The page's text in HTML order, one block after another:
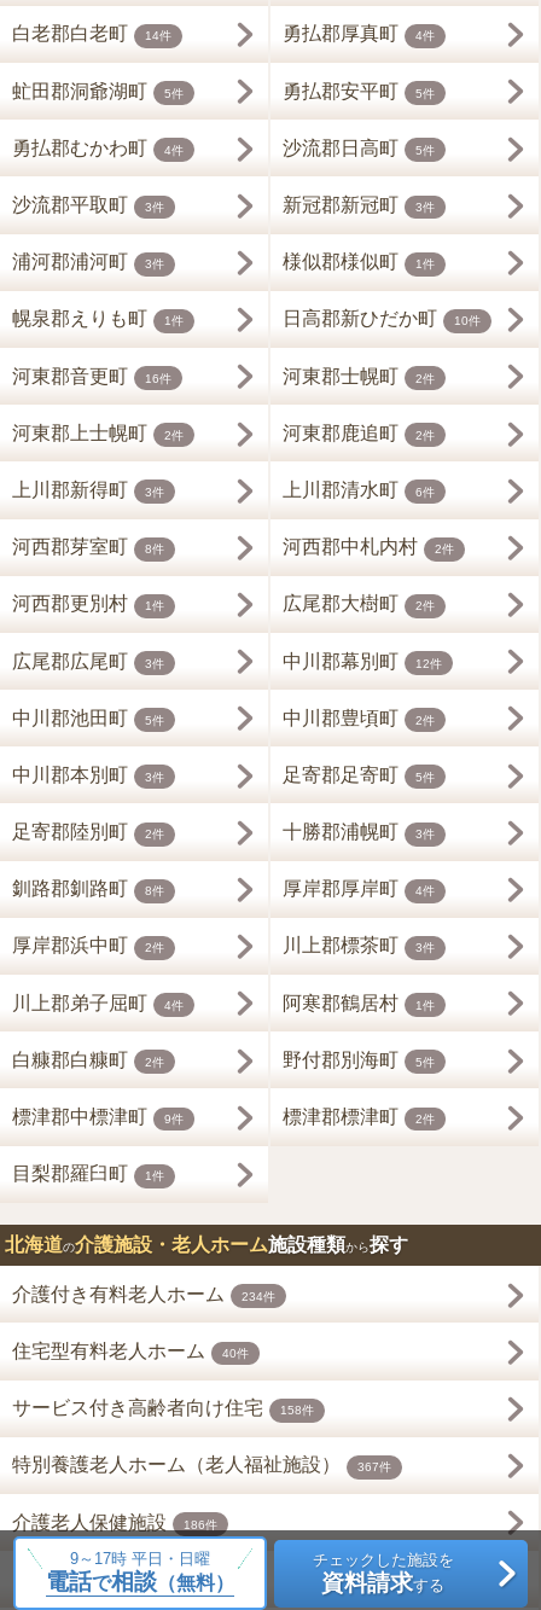
9～17時 平日・日曜
電話で相談（無料）
チェックした施設を
資料請求する
白老郡白老町 14件 勇払郡厚真町 4件
虻田郡洞爺湖町 5件 勇払郡安平町 5件
勇払郡むかわ町 4件 沙流郡日高町 5件
沙流郡平取町 3件 新冠郡新冠町 3件
浦河郡浦河町 3件 様似郡様似町 1件
幌泉郡えりも町 1件 日高郡新ひだか町 10件
河東郡音更町 16件 河東郡士幌町 2件
河東郡上士幌町 2件 河東郡鹿追町 2件
上川郡新得町 3件 上川郡清水町 6件
河西郡芽室町 8件 河西郡中札内村 2件
河西郡更別村 1件 広尾郡大樹町 2件
広尾郡広尾町 3件 中川郡幕別町 12件
中川郡池田町 5件 中川郡豊頃町 2件
中川郡本別町 3件 足寄郡足寄町 5件
足寄郡陸別町 2件 十勝郡浦幌町 3件
釧路郡釧路町 8件 厚岸郡厚岸町 4件
厚岸郡浜中町 2件 川上郡標茶町 3件
川上郡弟子屈町 4件 阿寒郡鶴居村 1件
白糠郡白糠町 2件 野付郡別海町 5件
標津郡中標津町 9件 標津郡標津町 2件
目梨郡羅臼町 1件
北海道の介護施設・老人ホーム施設種類から探す
介護付き有料老人ホーム 234件
住宅型有料老人ホーム 40件
サービス付き高齢者向け住宅 158件
特別養護老人ホーム（老人福祉施設） 367件
介護老人保健施設 186件
グループホーム 1009件